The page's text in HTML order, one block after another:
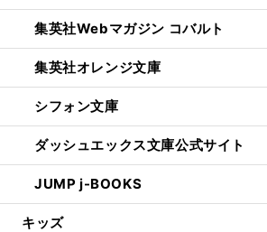
集英社Webマガジン コバルト
集英社オレンジ文庫
シフォン文庫
ダッシュエックス文庫公式サイト
JUMP j-BOOKS
キッズ